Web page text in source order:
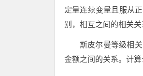
定量连续变量且服从
别，相互之间的相关
斯皮尔曼等级相
金额之间的关系。计算